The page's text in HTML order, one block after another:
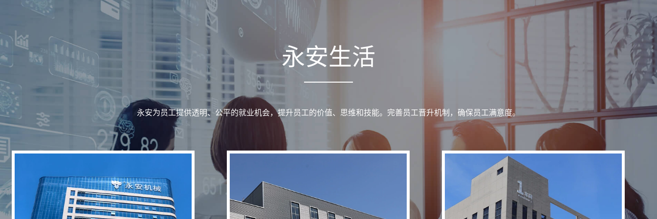
永安生活
永安为员工提供透明、公平的就业机会，提升员工的价值、思维和技能。完善员工晋升机制，确保员工满意度。